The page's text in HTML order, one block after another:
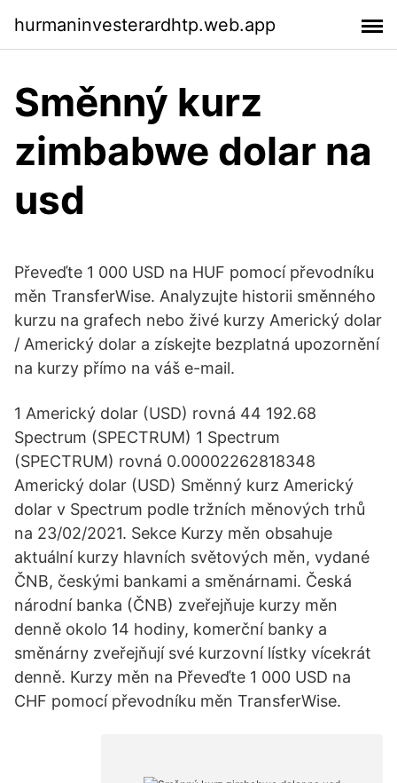
hurmaninvesterardhtp.web.app
Směnný kurz
zimbabwe dolar na
usd
Převeďte 1 000 USD na HUF pomocí převodníku
měn TransferWise. Analyzujte historii směnného
kurzu na grafech nebo živé kurzy Americký dolar
/ Americký dolar a získejte bezplatná upozornění
na kurzy přímo na váš e-mail.
1 Americký dolar (USD) rovná 44 192.68
Spectrum (SPECTRUM) 1 Spectrum
(SPECTRUM) rovná 0.00002262818348
Americký dolar (USD) Směnný kurz Americký
dolar v Spectrum podle tržních měnových trhů
na 23/02/2021. Sekce Kurzy měn obsahuje
aktuální kurzy hlavních světových měn, vydané
ČNB, českými bankami a směnárnami. Česká
národní banka (ČNB) zveřejňuje kurzy měn
denně okolo 14 hodiny, komerční banky a
směnárny zveřejňují své kurzovní lístky vícekrát
denně. Kurzy měn na Převeďte 1 000 USD na
CHF pomocí převodníku měn TransferWise.